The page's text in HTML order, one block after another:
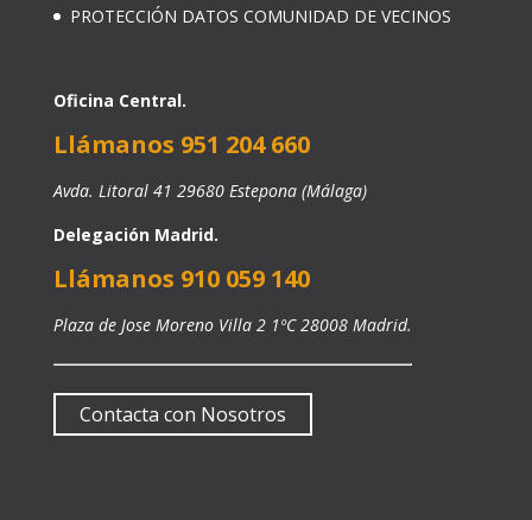
PROTECCIÓN DATOS COMUNIDAD DE VECINOS
Oficina Central.
Llámanos 951 204 660
Avda. Litoral 41 29680 Estepona (Málaga)
Delegación Madrid.
Llámanos 910 059 140
Plaza de Jose Moreno Villa 2 1ºC 28008 Madrid.
Contacta con Nosotros